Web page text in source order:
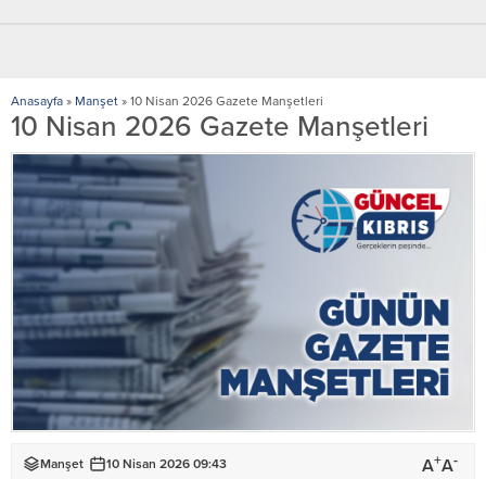
Anasayfa » Manşet » 10 Nisan 2026 Gazete Manşetleri
10 Nisan 2026 Gazete Manşetleri
Manşet 10 Nisan 2026 09:43 A+A-